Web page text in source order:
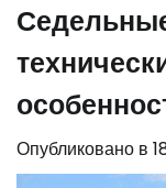
Опубликовано в